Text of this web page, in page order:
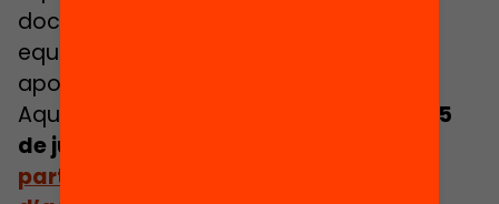
document, dels centenars de mestres i
equips directius que han participat
aportant el seu granet de sorra.
Aquest és un document obert, i
fins el 15
de juliol disposeu d’
participar en l’ampliació i millora